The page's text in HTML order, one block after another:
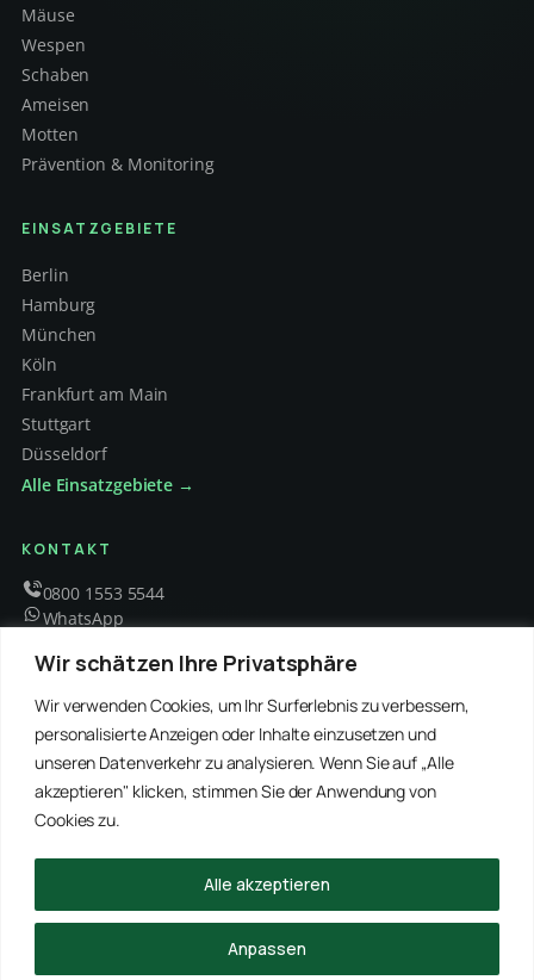
Wir schätzen Ihre Privatsphäre
Wir verwenden Cookies, um Ihr Surferlebnis zu verbessern,
personalisierte Anzeigen oder Inhalte einzusetzen und
unseren Datenverkehr zu analysieren. Wenn Sie auf „Alle
akzeptieren" klicken, stimmen Sie der Anwendung von
Cookies zu.
Anpassen
Alle akzeptieren
Mäuse
Wespen
Schaben
Ameisen
Motten
Prävention & Monitoring
EINSATZGEBIETE
Berlin
Hamburg
München
Köln
Frankfurt am Main
Stuttgart
Düsseldorf
Alle Einsatzgebiete →
KONTAKT
0800 1553 5544
WhatsApp
Mo – Fr 8 – 18 Uhr
EMPFOHLENE PARTNER
WinRei24 Dienstleistungen
Winterdienst Profi NRW
Winterdienst Niedersachsen
Winterdienst Hansa
Winterdienst Freitag
© 2026 Schädlingsbekämpfung Kraft · Alle Rechte vorbehalten